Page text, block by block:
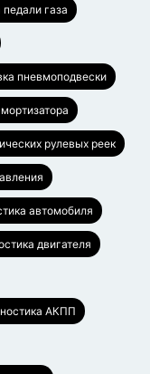
газа
пневмоподвески
рулевых реек
автомобиля
двигателя
АКПП